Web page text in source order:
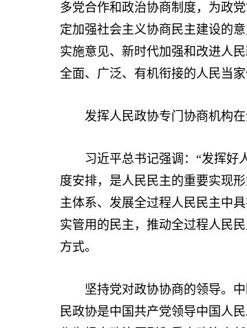
多党合作和政治协商制度，为政
定加强社会主义协商民主建设的
实施意见、新时代加强和改进人
全面、广泛、有机衔接的人民当
发挥人民政协专门协商机构在
习近平总书记强调：“发挥好人
度安排，是人民民主的重要实现
主体系、发展全过程人民民主中
实管用的民主，推动全过程人民
方式。
坚持党对政协协商的领导。中
民政协是中国共产党领导中国人